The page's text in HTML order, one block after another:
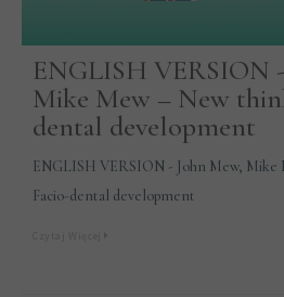
ENGLISH VERSION
Mike Mew – New
dental development
ENGLISH VERSION - John Mew, Mike
Facio-dental development